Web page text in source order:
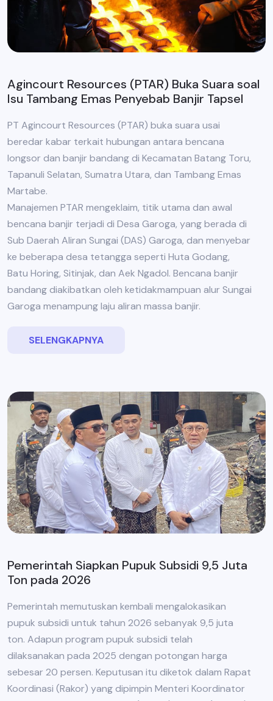
Agincourt Resources (PTAR) Buka Suara soal
Isu Tambang Emas Penyebab Banjir Tapsel
PT Agincourt Resources (PTAR) buka suara usai
beredar kabar terkait hubungan antara bencana
longsor dan banjir bandang di Kecamatan Batang Toru,
Tapanuli Selatan, Sumatra Utara, dan Tambang Emas
Martabe.
Manajemen PTAR mengeklaim, titik utama dan awal
bencana banjir terjadi di Desa Garoga, yang berada di
Sub Daerah Aliran Sungai (DAS) Garoga, dan menyebar
ke beberapa desa tetangga seperti Huta Godang,
Batu Horing, Sitinjak, dan Aek Ngadol. Bencana banjir
bandang diakibatkan oleh ketidakmampuan alur Sungai
Garoga menampung laju aliran massa banjir.
SELENGKAPNYA
Pemerintah Siapkan Pupuk Subsidi 9,5 Juta
Ton pada 2026
Pemerintah memutuskan kembali mengalokasikan
pupuk subsidi untuk tahun 2026 sebanyak 9,5 juta
ton. Adapun program pupuk subsidi telah
dilaksanakan pada 2025 dengan potongan harga
sebesar 20 persen. Keputusan itu diketok dalam Rapat
Koordinasi (Rakor) yang dipimpin Menteri Koordinator